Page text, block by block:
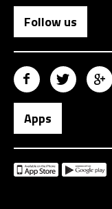
Follow us
Apps